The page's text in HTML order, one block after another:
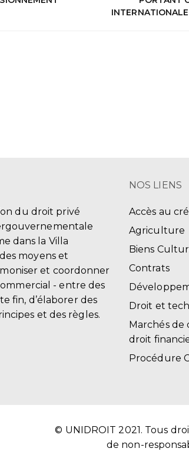
du droit privé
dans la Villa
moyens et
et coordonner
- entre des
fin, d’élaborer des
et des règles.
NOS LIENS
Accès au
Agriculture
Biens
Contrats
Droit et
Marchés de
droit
Procédure
© UNIDROIT 2021. Tous
de non-